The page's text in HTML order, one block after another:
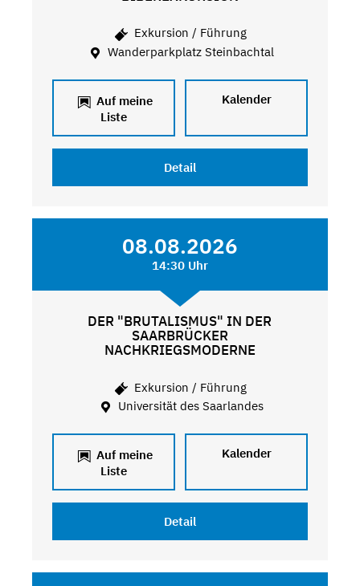
Exkursion / Führung
Wanderparkplatz Steinbachtal
Auf meine
Liste
Kalender
Detail
08.08.2026
14:30 Uhr
DER "BRUTALISMUS" IN DER
SAARBRÜCKER
NACHKRIEGSMODERNE
Exkursion / Führung
Universität des Saarlandes
Auf meine
Liste
Kalender
Detail